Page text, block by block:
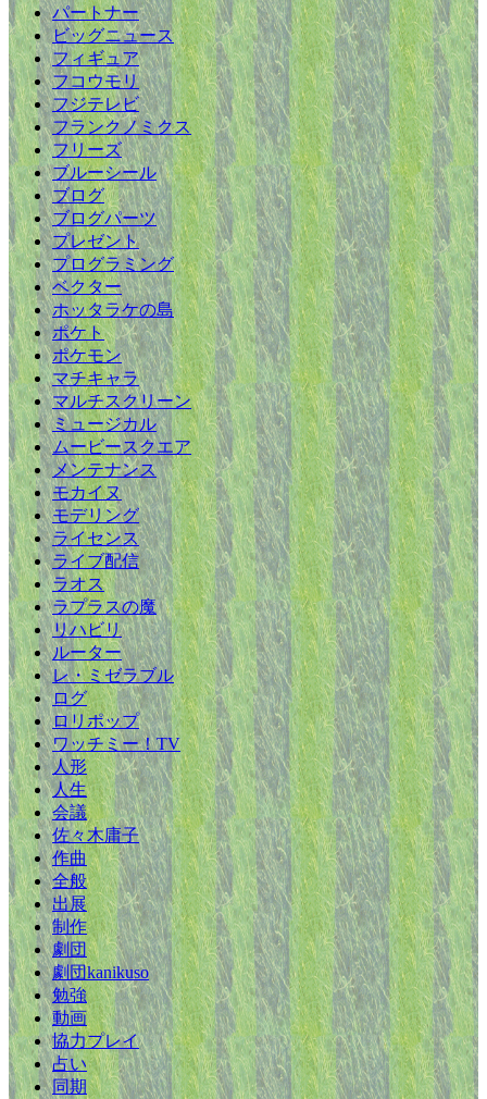
パートナー
ビッグニュース
フィギュア
フコウモリ
フジテレビ
フランクノミクス
フリーズ
ブルーシール
ブログ
ブログパーツ
プレゼント
プログラミング
ベクター
ホッタラケの島
ポケト
ポケモン
マチキャラ
マルチスクリーン
ミュージカル
ムービースクエア
メンテナンス
モカイヌ
モデリング
ライセンス
ライブ配信
ラオス
ラプラスの魔
リハビリ
ルーター
レ・ミゼラブル
ログ
ロリポップ
ワッチミー！TV
人形
人生
会議
佐々木庸子
作曲
全般
出展
制作
劇団
劇団kanikuso
勉強
動画
協力プレイ
占い
同期